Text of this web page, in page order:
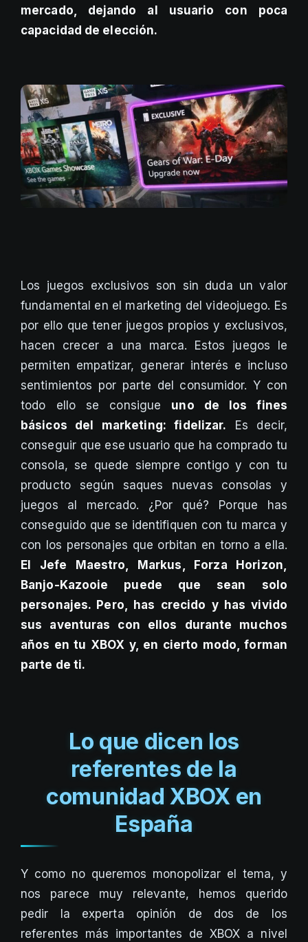
mercado, dejando al usuario con poca
capacidad de elección.
Los juegos exclusivos son sin duda un valor
fundamental en el marketing del videojuego. Es
por ello que tener juegos propios y exclusivos,
hacen crecer a una marca. Estos juegos le
permiten empatizar, generar interés e incluso
sentimientos por parte del consumidor. Y con
todo ello se consigue uno de los fines
básicos del marketing: fidelizar. Es decir,
conseguir que ese usuario que ha comprado tu
consola, se quede siempre contigo y con tu
producto según saques nuevas consolas y
juegos al mercado. ¿Por qué? Porque has
conseguido que se identifiquen con tu marca y
con los personajes que orbitan en torno a ella.
El Jefe Maestro, Markus, Forza Horizon,
Banjo-Kazooie puede que sean solo
personajes. Pero, has crecido y has vivido
sus aventuras con ellos durante muchos
años en tu XBOX y, en cierto modo, forman
parte de ti.
Lo que dicen los
referentes de la
comunidad XBOX en
España
Y como no queremos monopolizar el tema, y
nos parece muy relevante, hemos querido
pedir la experta opinión de dos de los
referentes más importantes de XBOX a nivel